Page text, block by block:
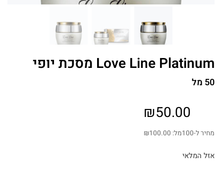
Love Line Platinum מסכת יופי
50 מל
₪50.00
מחיר ל-100מל: ₪100.00
אזל המלאי